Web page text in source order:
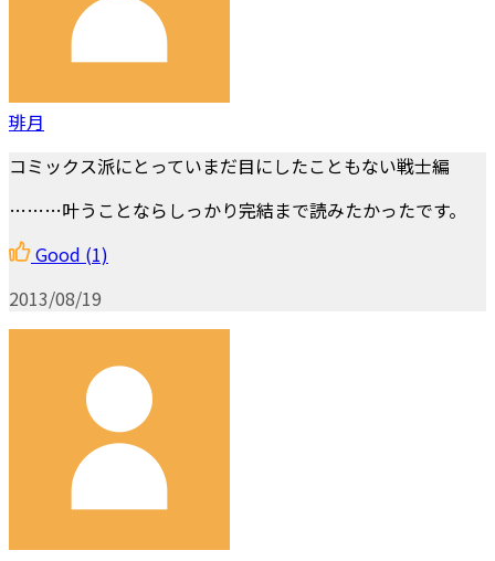
琲月
コミックス派にとっていまだ目にしたこともない戦士編
………叶うことならしっかり完結まで読みたかったです。
Good (1)
2013/08/19